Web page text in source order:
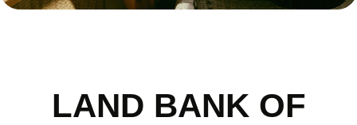
LAND BANK OF